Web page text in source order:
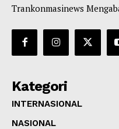
Trankonmasinews
Kategori
INTERNASIONAL
NASIONAL